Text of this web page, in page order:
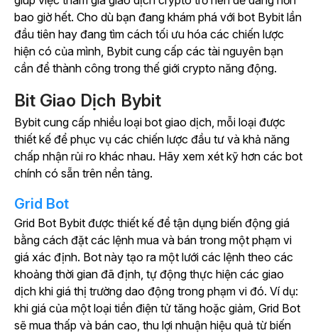
bao giờ hết. Cho dù bạn đang khám phá với bot Bybit lần
đầu tiên hay đang tìm cách tối ưu hóa các chiến lược
hiện có của mình, Bybit cung cấp các tài nguyên bạn
cần để thành công trong thế giới crypto năng động.
Bit Giao Dịch Bybit
Bybit cung cấp nhiều loại bot giao dịch, mỗi loại được
thiết kế để phục vụ các chiến lược đầu tư và khả năng
chấp nhận rủi ro khác nhau. Hãy xem xét kỹ hơn các bot
chính có sẵn trên nền tảng.
Grid Bot
Grid Bot Bybit được thiết kế để tận dụng biến động giá
bằng cách đặt các lệnh mua và bán trong một phạm vi
giá xác định. Bot này tạo ra một lưới các lệnh theo các
khoảng thời gian đã định, tự động thực hiện các giao
dịch khi giá thị trường dao động trong phạm vi đó. Ví dụ:
khi giá của một loại tiền điện tử tăng hoặc giảm, Grid Bot
sẽ mua thấp và bán cao, thu lợi nhuận hiệu quả từ biến